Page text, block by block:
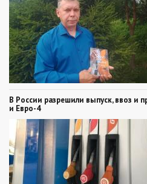
В России разрешили выпуск, ввоз и
и Евро-4